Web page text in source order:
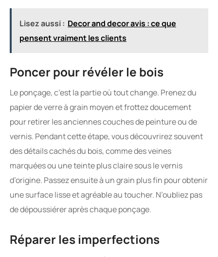
Lisez aussi : Decor and decor avis : ce que
pensent vraiment les clients
Poncer pour révéler le bois
Le ponçage, c’est la partie où tout change. Prenez du
papier de verre à grain moyen et frottez doucement
pour retirer les anciennes couches de peinture ou de
vernis. Pendant cette étape, vous découvrirez souvent
des détails cachés du bois, comme des veines
marquées ou une teinte plus claire sous le vernis
d’origine. Passez ensuite à un grain plus fin pour obtenir
une surface lisse et agréable au toucher. N’oubliez pas
de dépoussiérer après chaque ponçage.
Réparer les imperfections